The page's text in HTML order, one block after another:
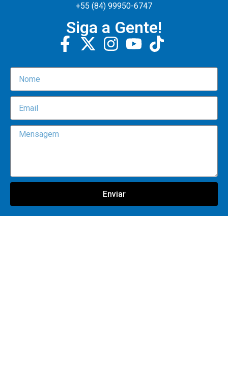
+55 (84) 99950-6747
Siga a Gente!
Enviar